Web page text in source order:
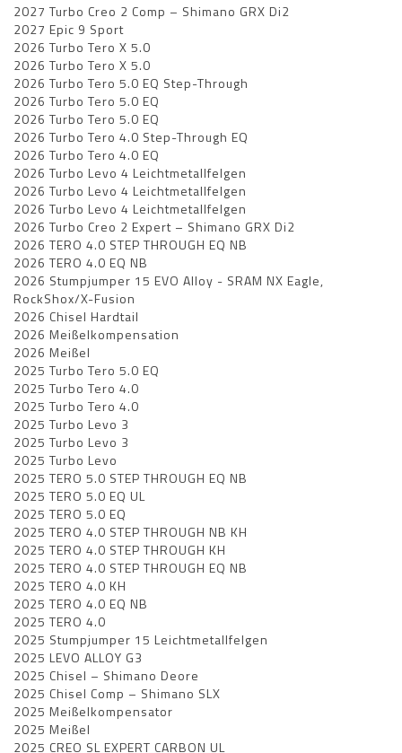
2027 Turbo Creo 2 Comp – Shimano GRX Di2
2027 Epic 9 Sport
2026 Turbo Tero X 5.0
2026 Turbo Tero X 5.0
2026 Turbo Tero 5.0 EQ Step-Through
2026 Turbo Tero 5.0 EQ
2026 Turbo Tero 5.0 EQ
2026 Turbo Tero 4.0 Step-Through EQ
2026 Turbo Tero 4.0 EQ
2026 Turbo Levo 4 Leichtmetallfelgen
2026 Turbo Levo 4 Leichtmetallfelgen
2026 Turbo Levo 4 Leichtmetallfelgen
2026 Turbo Creo 2 Expert – Shimano GRX Di2
2026 TERO 4.0 STEP THROUGH EQ NB
2026 TERO 4.0 EQ NB
2026 Stumpjumper 15 EVO Alloy - SRAM NX Eagle,
RockShox/X-Fusion
2026 Chisel Hardtail
2026 Meißelkompensation
2026 Meißel
2025 Turbo Tero 5.0 EQ
2025 Turbo Tero 4.0
2025 Turbo Tero 4.0
2025 Turbo Levo 3
2025 Turbo Levo 3
2025 Turbo Levo
2025 TERO 5.0 STEP THROUGH EQ NB
2025 TERO 5.0 EQ UL
2025 TERO 5.0 EQ
2025 TERO 4.0 STEP THROUGH NB KH
2025 TERO 4.0 STEP THROUGH KH
2025 TERO 4.0 STEP THROUGH EQ NB
2025 TERO 4.0 KH
2025 TERO 4.0 EQ NB
2025 TERO 4.0
2025 Stumpjumper 15 Leichtmetallfelgen
2025 LEVO ALLOY G3
2025 Chisel – Shimano Deore
2025 Chisel Comp – Shimano SLX
2025 Meißelkompensator
2025 Meißel
2025 CREO SL EXPERT CARBON UL